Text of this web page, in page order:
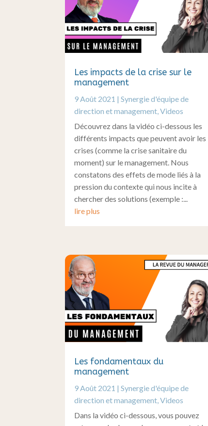
Les impacts de la crise sur le
management
9 Août 2021 |Synergie d'équipe de
direction et management,Videos
Découvrez dans la vidéo ci-dessous les
différents impacts que peuvent avoir les
crises (comme la crise sanitaire du
moment) sur le management. Nous
constatons des effets de mode liés à la
pression du contexte qui nous incite à
chercher des solutions (exemple :...
lire plus
Les fondamentaux du
management
9 Août 2021 |Synergie d'équipe de
direction et management ,Videos
Dans la vidéo ci-dessous, vous pouvez